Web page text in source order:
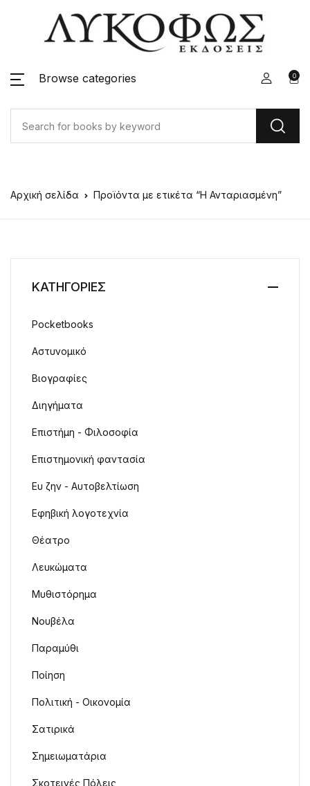
Browse categories 0
Αρχική σελίδα Προϊόντα με ετικέτα “Η Ανταριασμένη”
ΚΑΤΗΓΟΡΙΕΣ
Pocketbooks
Αστυνομικό
Βιογραφίες
Διηγήματα
Επιστήμη - Φιλοσοφία
Επιστημονική φαντασία
Ευ ζην - Αυτοβελτίωση
Εφηβική λογοτεχνία
Θέατρο
Λευκώματα
Μυθιστόρημα
Νουβέλα
Παραμύθι
Ποίηση
Πολιτική - Οικονομία
Σατιρικά
Σημειωματάρια
Σκοτεινές Πόλεις